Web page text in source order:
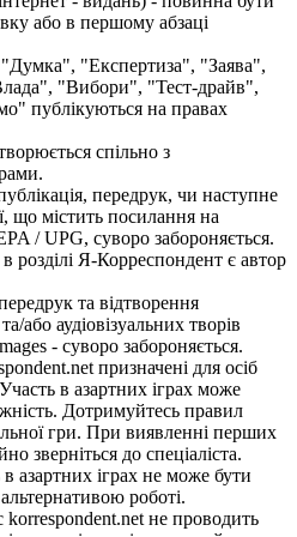
або в першому абзаці
"Експертиза", "Заява",
"Вибори", "Тест-драйв",
публікуються на правах
спільно з
передрук, чи наступне
що містить посилання на
/ UPG, суворо забороняється.
розділі Я-Корреспондент є автор
та відтворення
або аудіовізуальних творів
- суворо забороняється.
призначені для осіб
в азартних іграх може
Дотримуйтесь правил
гри. При виявленні перших
зверніться до спеціаліста.
азартних іграх не може бути
роботі.
не проводить